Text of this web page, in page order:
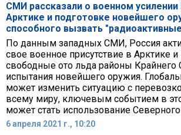
СМИ рассказали о военном усилении
Арктике и подготовке новейшего
способного вызвать
По данным западных СМИ, Россия
свое военное присутствие в Арктике и
свободные ото льда районы Крайнего
испытания новейшего оружия.
может изменить ситуацию с
всему миру, ключевым событием в
может стать использование
6 апреля 2021 г., 10:20